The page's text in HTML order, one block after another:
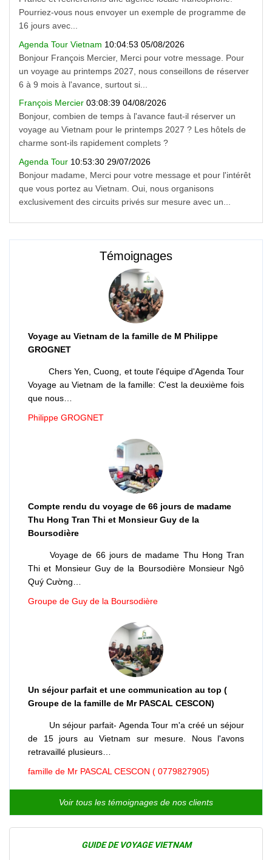
Pourriez-vous nous envoyer un exemple de programme de
16 jours avec...
Agenda Tour Vietnam 10:04:53 05/08/2026
Bonjour François Mercier, Merci pour votre message. Pour
un voyage au printemps 2027, nous conseillons de réserver
6 à 9 mois à l'avance, surtout si...
François Mercier 03:08:39 04/08/2026
Bonjour, combien de temps à l'avance faut-il réserver un
voyage au Vietnam pour le printemps 2027 ? Les hôtels de
charme sont-ils rapidement complets ?
Agenda Tour 10:53:30 29/07/2026
Bonjour madame, Merci pour votre message et pour l'intérêt
que vous portez au Vietnam. Oui, nous organisons
exclusivement des circuits privés sur mesure avec un...
Témoignages
Voyage au Vietnam de la famille de M Philippe
GROGNET
Chers Yen, Cuong, et toute l'équipe d'Agenda Tour
Voyage au Vietnam de la famille: C'est la deuxième fois
que nous…
Philippe GROGNET
Compte rendu du voyage de 66 jours de madame
Thu Hong Tran Thi et Monsieur Guy de la
Boursodière
Voyage de 66 jours de madame Thu Hong Tran
Thi et Monsieur Guy de la Boursodière Monsieur Ngô
Quý Cường…
Groupe de Guy de la Boursodière
Un séjour parfait et une communication au top (
Groupe de la famille de Mr PASCAL CESCON)
Un séjour parfait- Agenda Tour m'a créé un séjour
de 15 jours au Vietnam sur mesure. Nous l'avons
retravaillé plusieurs…
famille de Mr PASCAL CESCON ( 0779827905)
Voir tous les témoignages de nos clients
GUIDE DE VOYAGE VIETNAM